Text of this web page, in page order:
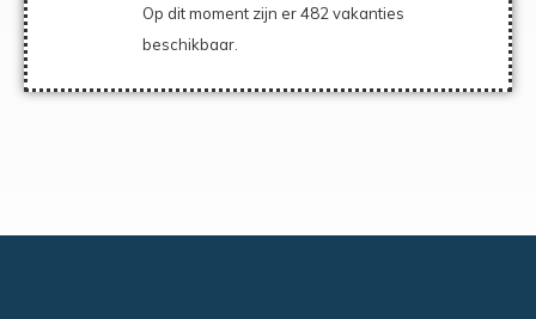
Op dit moment zijn er 482 vakanties
beschikbaar.